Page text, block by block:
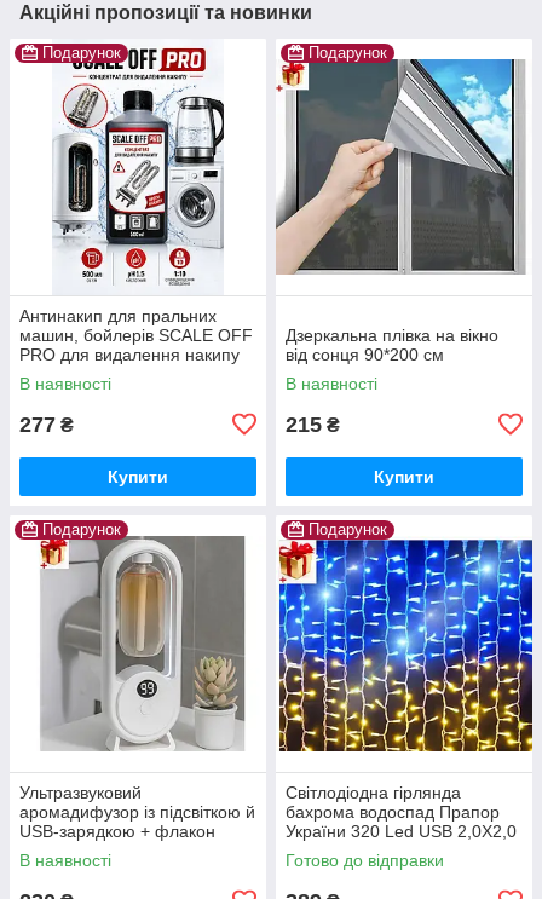
Акційні пропозиції та новинки
Подарунок
Антинакип для пральних
машин, бойлерів SCALE OFF
PRO для видалення накипу
В наявності
277 ₴
Купити
Подарунок
Дзеркальна плівка на вікно
від сонця 90*200 см
В наявності
215 ₴
Купити
Подарунок
Ультразвуковий
аромадифузор із підсвіткою й
USB-зарядкою + флакон
Диспенсер для освіжувача
повітря Ароматичний
В наявності
Подарунок
Світлодіодна гірлянда
бахрома водоспад Прапор
України 320 Led USB 2,0Х2,0
м патріотична жовто-
блакитна
Готово до відправки